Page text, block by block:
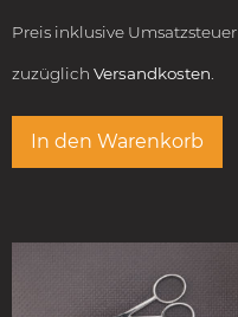
Preis inklusive Umsatzsteuer
zuzüglich Versandkosten.
In den Warenkorb